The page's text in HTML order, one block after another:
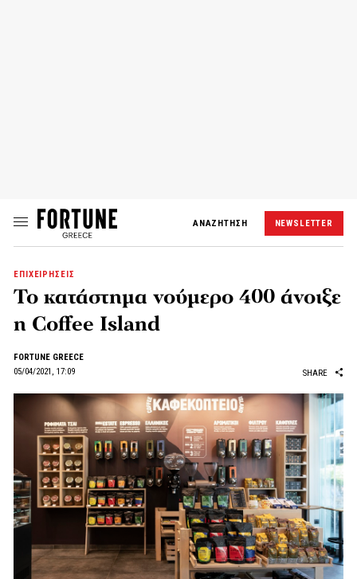
ΑΝΑΖΗΤΗΣΗ NEWSLETTER
ΕΠΙΧΕΙΡΗΣΕΙΣ
Το κατάστημα νούμερο 400 άνοιξε
η Coffee Island
FORTUNE GREECE
05/04/2021, 17:09
SHARE